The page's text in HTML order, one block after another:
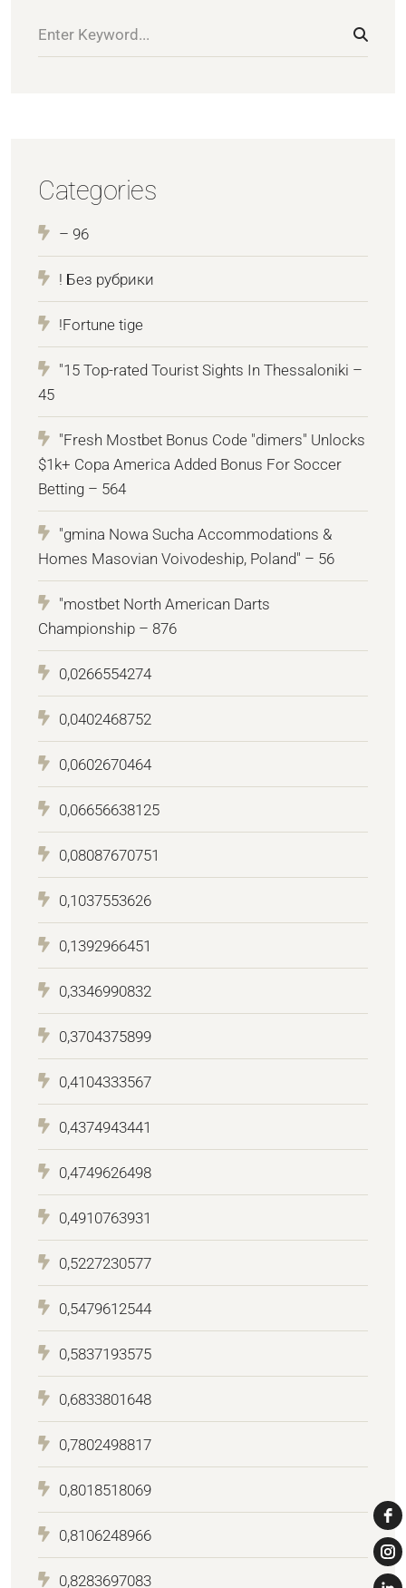
Categories
– 96
! Без рубрики
!Fortune tige
"15 Top-rated Tourist Sights In Thessaloniki –
45
"Fresh Mostbet Bonus Code "dimers" Unlocks
$1k+ Copa America Added Bonus For Soccer
Betting – 564
"gmina Nowa Sucha Accommodations &
Homes Masovian Voivodeship, Poland" – 56
"mostbet North American Darts
Championship – 876
0,0266554274
0,0402468752
0,0602670464
0,06656638125
0,08087670751
0,1037553626
0,1392966451
0,3346990832
0,3704375899
0,4104333567
0,4374943441
0,4749626498
0,4910763931
0,5227230577
0,5479612544
0,5837193575
0,6833801648
0,7802498817
0,8018518069
0,8106248966
0,8283697083